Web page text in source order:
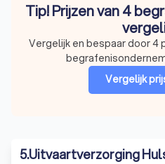
Tip! Prijzen van 4
Vergelijk en bespaar door 4
Vergelijk
5.Uitvaartverzorging